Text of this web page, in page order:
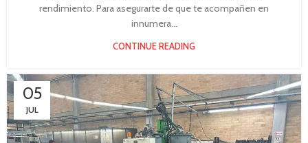
rendimiento. Para asegurarte de que te acompañen en
innumera...
CONTINUE READING
05
JUL